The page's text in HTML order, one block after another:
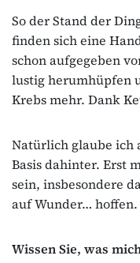
So der Stand der
finden sich eine
schon aufgegeben
lustig herumhüpfen
Krebs mehr. Dank
Natürlich glaube ich
Basis dahinter. Erst
sein, insbesondere
auf Wunder… hoffen.
Wissen Sie, was